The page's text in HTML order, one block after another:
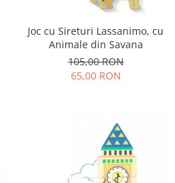
Joc cu Sireturi Lassanimo, cu
Animale din Savana
105,00 RON
65,00 RON